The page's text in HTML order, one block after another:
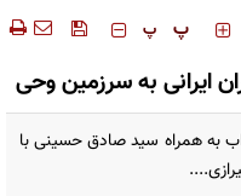
‍‍‍ پ پ
ایرانی به سرزمین وحی
به همراه سید صادق حسینی با